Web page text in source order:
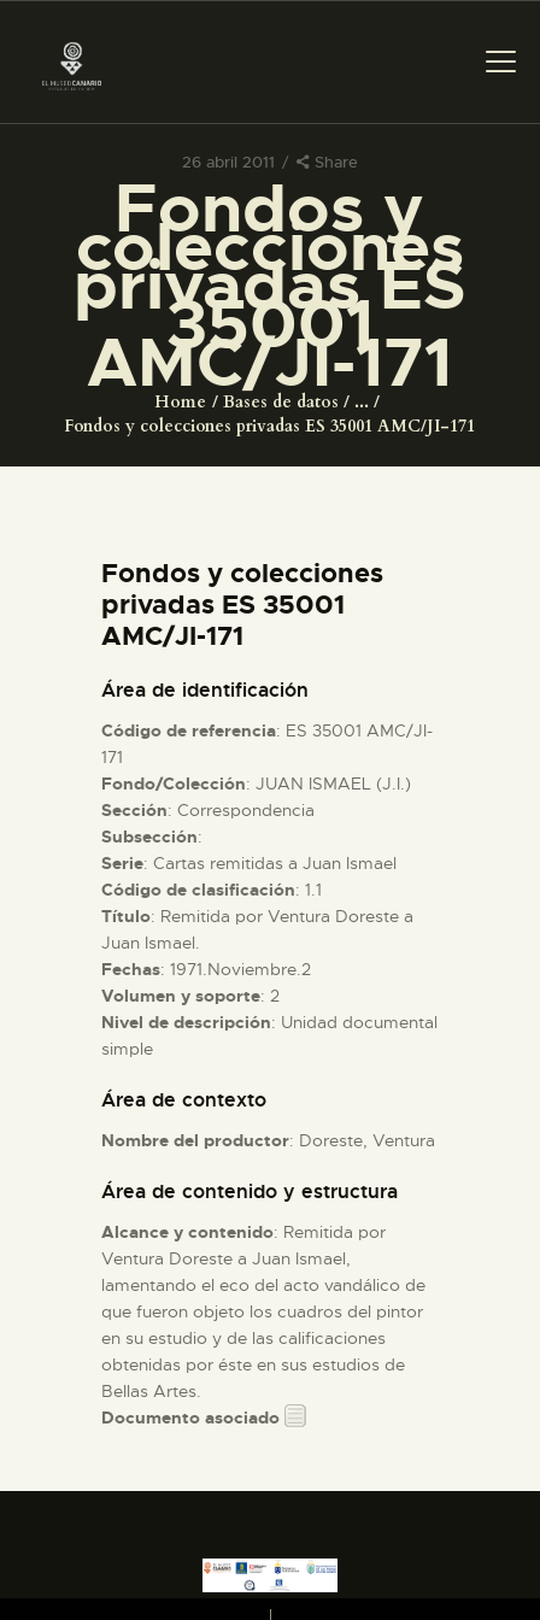
26 abril 2011 Share
Fondos y
colecciones
privadas ES
35001
AMC/JI-171
Home Bases de datos
...
Fondos y colecciones privadas ES 35001 AMC/JI-171
PREPARAR LA VISITA
ACTIVIDADES
█
EL MUSEO
DIDÁCTICA
ESPAÑOL
ACTIVIDADES
█
EL MUSEO
COLECCIONES
ESPAÑOL
Fondos y colecciones
privadas ES 35001
AMC/JI-171
Área de identificación
Código de referencia: ES 35001 AMC/JI-
171
Fondo/Colección: JUAN ISMAEL (J.I.)
Sección: Correspondencia
Subsección:
Serie: Cartas remitidas a Juan Ismael
Código de clasificación: 1.1
Título: Remitida por Ventura Doreste a
Juan Ismael.
Fechas: 1971.Noviembre.2
Volumen y soporte: 2
Nivel de descripción: Unidad documental
simple
Área de contexto
Nombre del productor: Doreste, Ventura
Área de contenido y estructura
Alcance y contenido: Remitida por
Ventura Doreste a Juan Ismael,
lamentando el eco del acto vandálico de
que fueron objeto los cuadros del pintor
en su estudio y de las calificaciones
obtenidas por éste en sus estudios de
Bellas Artes.
Documento asociado